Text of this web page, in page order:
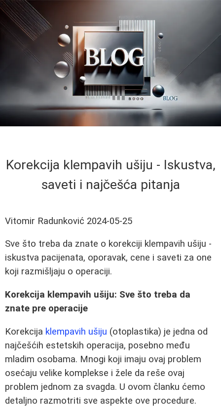
Korekcija klempavih ušiju - Iskustva,
saveti i najčešća pitanja
Vitomir Radunković 2024-05-25
Sve što treba da znate o korekciji klempavih ušiju -
iskustva pacijenata, oporavak, cene i saveti za one
koji razmišljaju o operaciji.
Korekcija klempavih ušiju: Sve što treba da
znate pre operacije
Korekcija klempavih ušiju (otoplastika) je jedna od
najčešćih estetskih operacija, posebno među
mladim osobama. Mnogi koji imaju ovaj problem
osećaju velike komplekse i žele da reše ovaj
problem jednom za svagda. U ovom članku ćemo
detaljno razmotriti sve aspekte ove procedure.